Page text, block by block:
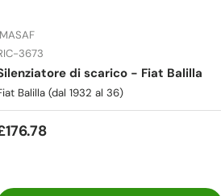
3673
di scarico - Fiat Balilla
Balilla (dal 1932 al 36)